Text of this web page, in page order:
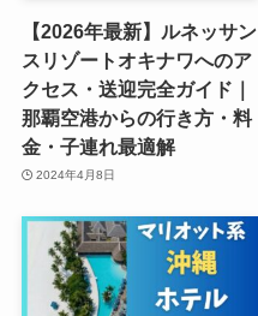
【2026年最新】ルネッサン
スリゾートオキナワへのア
クセス・送迎完全ガイド｜
那覇空港からの行き方・料
金・子連れ最適解
2024年4月8日